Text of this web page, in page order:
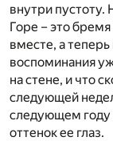
внутри пустоту.
Горе – это
вместе, а
воспоминания
на стене, и что
следующей
следующем году
оттенок ее глаз.